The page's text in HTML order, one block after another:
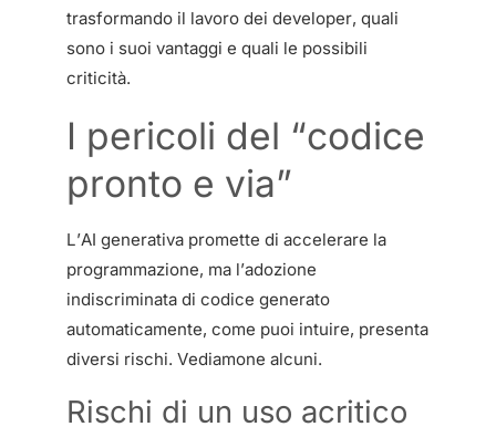
trasformando il lavoro dei developer, quali
sono i suoi vantaggi e quali le possibili
criticità.
I pericoli del “codice
pronto e via”
L’AI generativa promette di accelerare la
programmazione, ma l’adozione
indiscriminata di codice generato
automaticamente, come puoi intuire, presenta
diversi rischi. Vediamone alcuni.
Rischi di un uso acritico